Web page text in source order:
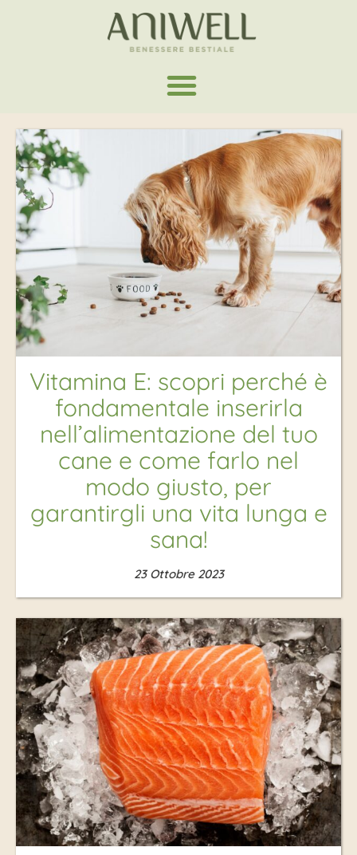
Vitamina E: scopri perché è
fondamentale inserirla
nell’alimentazione del tuo
cane e come farlo nel
modo giusto, per
garantirgli una vita lunga e
sana!
23 Ottobre 2023